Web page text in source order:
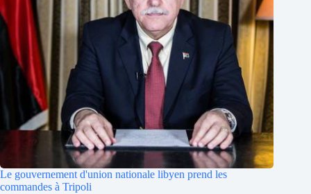
Le gouvernement d'union nationale libyen prend les
commandes à Tripoli